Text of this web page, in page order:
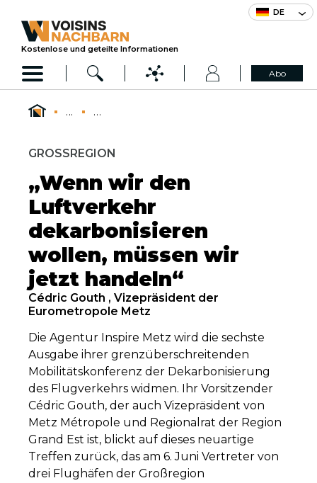
DE
Kostenlose und geteilte Informationen
Abo
... ...
GROSSREGION
„Wenn wir den
Luftverkehr
dekarbonisieren
wollen, müssen wir
jetzt handeln“
Cédric Gouth , Vizepräsident der
Eurometropole Metz
Die Agentur Inspire Metz wird die sechste
Ausgabe ihrer grenzüberschreitenden
Mobilitätskonferenz der Dekarbonisierung
des Flugverkehrs widmen. Ihr Vorsitzender
Cédric Gouth, der auch Vizepräsident von
Metz Métropole und Regionalrat der Region
Grand Est ist, blickt auf dieses neuartige
Treffen zurück, das am 6. Juni Vertreter von
drei Flughäfen der Großregion